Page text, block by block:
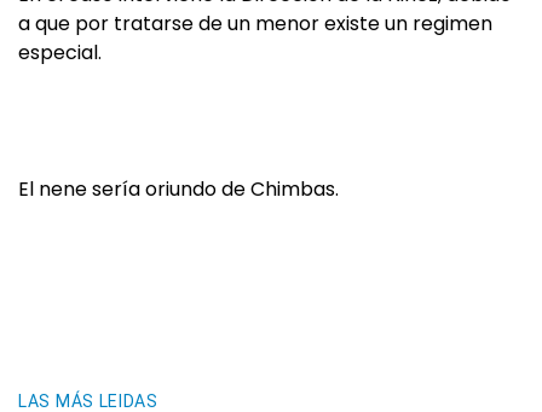
a que por tratarse de un menor existe un regimen
especial.
El nene sería oriundo de Chimbas.
LAS MÁS LEIDAS